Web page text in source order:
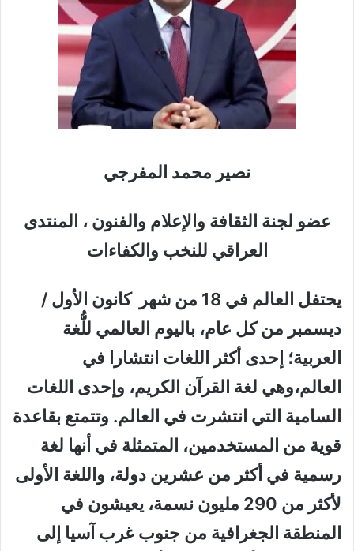
نصير محمد المفرجي
عضو لجنة الثقافة والإعلام والفنون ، المنتدى
العراقي للنخب والكفاءات
يحتفل العالم في 18 من شهر كانون الأول /
ديسمبر من كل عام، باليوم العالمي للُّغة
العربية؛ إحدى أكثر اللغات انتشارا في
العالم،وهي لغة القرآن الكريم، وإحدى اللغات
السامية التي انتشرت في العالم. وتتمتع بقاعدة
قوية من المستخدمين، المتمثلة في أنها لغة
رسمية في أكثر من عشرين دولة، واللغة الأولى
لأكثر من 290 مليون نسمة، يعيشون في
المنطقة الجغرافية من جنوب غرب آسيا إلى